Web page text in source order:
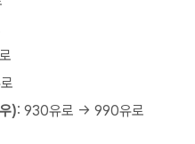
): 930유로 → 990유로